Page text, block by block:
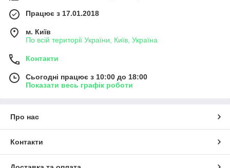
Працює з 17.01.2018
м. Київ
По всій території України, Київ, Україна
Контакти
Сьогодні працює з 10:00 до 18:00
Показати весь графік роботи
Про нас
Контакти